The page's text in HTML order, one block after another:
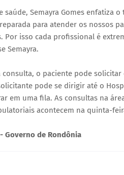
saúde, Semayra Gomes enfatiza
para atender os nossos
Por isso cada profissional é
Semayra.
consulta, o paciente pode
pode se dirigir até o
em uma fila. As consultas na
acontecem na quinta-
Governo de Rondônia